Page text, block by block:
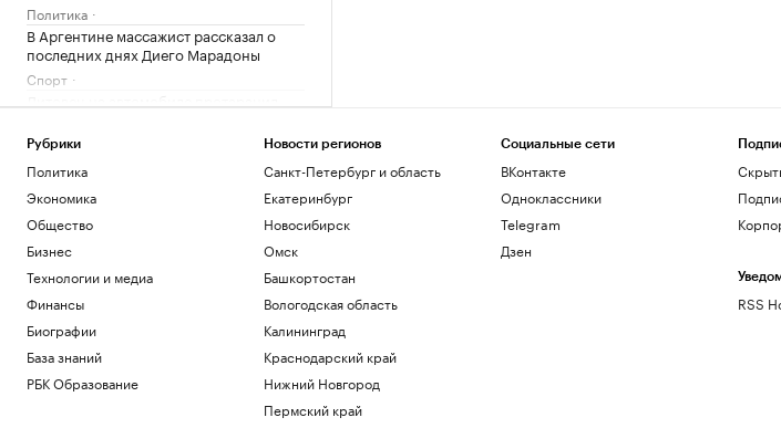
Политика
В Аргентине массажист рассказал о
последних днях Диего Марадоны
Спорт
Россию
Рубрики
Политика
Экономика
Общество
Бизнес
Технологии и медиа
Финансы
Биографии
База знаний
РБК Образование
Новости регионов
Санкт-Петербург и область
Екатеринбург
Новосибирск
Омск
Башкортостан
Вологодская область
Калининград
Краснодарский край
Нижний Новгород
Пермский край
Социальные сети
ВКонтакте
Одноклассники
Telegram
Дзен
RSS